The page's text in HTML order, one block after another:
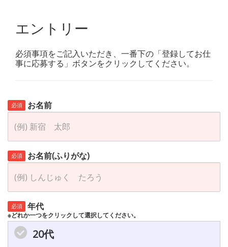
エントリー
必須事項をご記入いただき、一番下の「登録してお仕
事に応募する」ボタンをクリックしてください。
必須 お名前
必須 お名前(ふりがな)
必須 年代
※どれか一つをクリックして選択してください。
20代